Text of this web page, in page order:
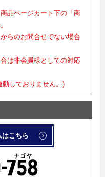
品ページカート下の「商
らのお問合せでない場合
は非会員様としての対応
しておりません。)
はこちら